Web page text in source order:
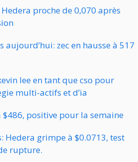
proche de 0,070 après
aujourd’hui: zec en hausse à 517
lee en tant que cso pour
multi-actifs et d’ia
$486, positive pour la semaine
Hedera grimpe à $0.0713, test
rupture.